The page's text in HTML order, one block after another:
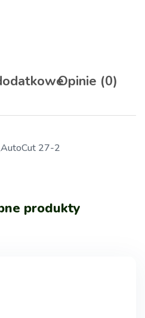
Opinie (0)
27-2
produkty